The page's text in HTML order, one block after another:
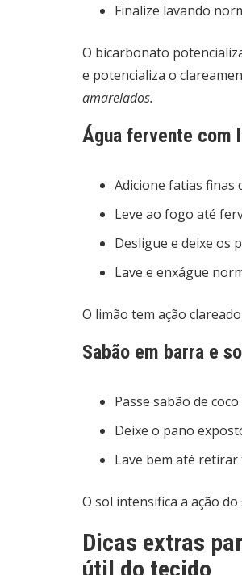
Finalize lavando
O bicarbonato
e potencializa o
amarelados.
Água fervente com
Adicione fatias finas
Leve ao fogo até
Desligue e deixe os
Lave e enxágue
O limão tem ação
Sabão em barra e
Passe sabão de
Deixe o pano
Lave bem até
O sol intensifica a ação
Dicas extras
útil do tecido